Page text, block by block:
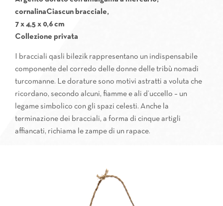
cornalinaCiascun bracciale,
7 x 4,5 x 0,6 cm
Collezione privata
I bracciali qasli bilezik rappresentano un indispensabile
componente del corredo delle donne delle tribù nomadi
turcomanne. Le dorature sono motivi astratti a voluta che
ricordano, secondo alcuni, fiamme e ali d’uccello – un
legame simbolico con gli spazi celesti. Anche la
terminazione dei bracciali, a forma di cinque artigli
affiancati, richiama le zampe di un rapace.